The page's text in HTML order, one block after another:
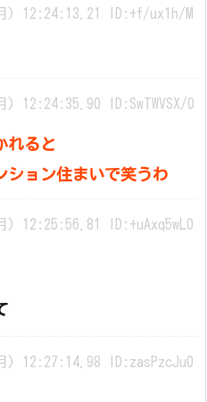
) 12:24:13.21 ID:+f/ux1h/M
) 12:24:35.90 ID:SwTWVSX/0
れると
ション住まいで笑うわ
) 12:25:56.81 ID:+uAxq5wL0
) 12:27:14.98 ID:zasPzcJu0